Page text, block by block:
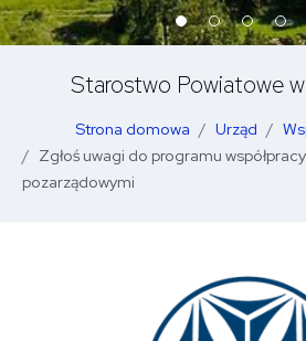
Starostwo Powiatowe
Strona domowa Urząd
Zgłoś uwagi do programu
pozarządowymi